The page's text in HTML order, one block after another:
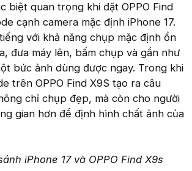
biệt quan trọng khi đặt OPPO Find
cạnh camera mặc định iPhone 17.
với khả năng chụp mặc định ổn
đưa máy lên, bấm chụp và gần như
bức ảnh dùng được ngay. Trong khi
trên OPPO Find X9S tạo ra câu
chỉ chụp đẹp, mà còn cho người
gian hơn để định hình chất ảnh của
iPhone 17 và OPPO Find X9s